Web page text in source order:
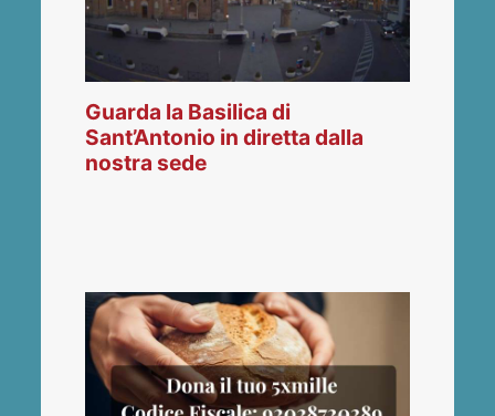
Guarda la Basilica di
Sant’Antonio in diretta dalla
nostra sede